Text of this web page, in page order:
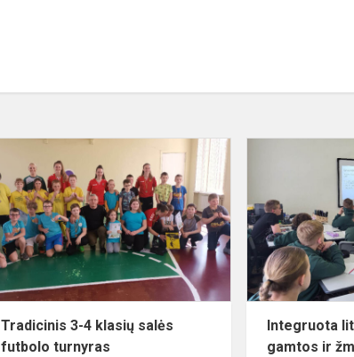
Tradicinis 3-4 klasių salės
futbolo turnyras
​​​​​​​Integruota
gamtos ir